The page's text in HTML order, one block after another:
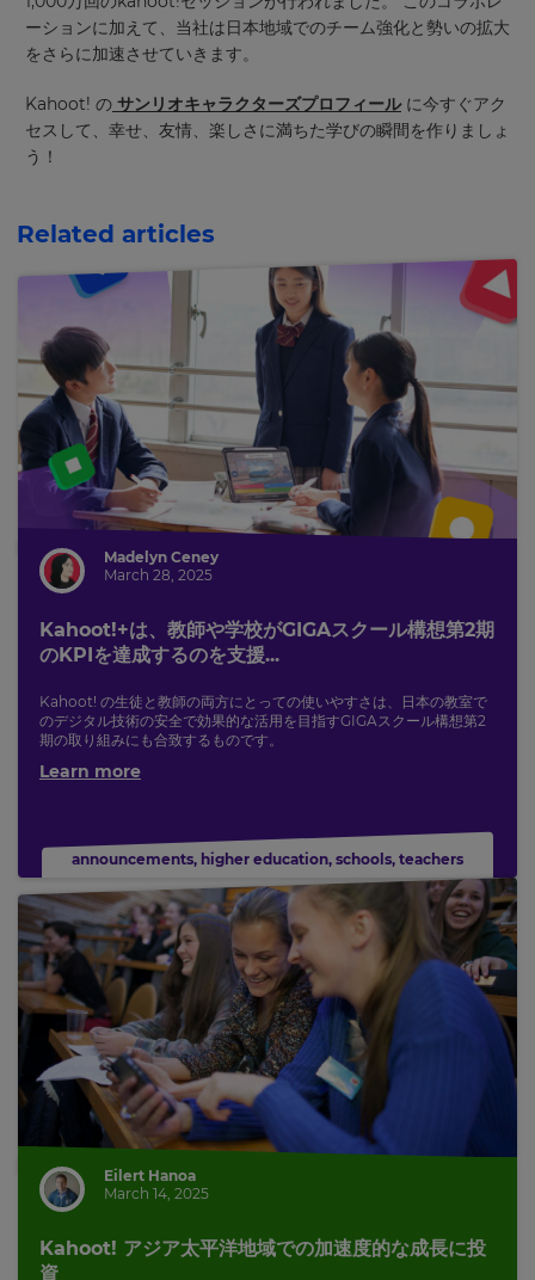
ーションに加えて、当社は日本地域でのチーム強化と勢いの拡大
をさらに加速させていきます。
Kahoot! の サンリオキャラクターズプロフィール に今すぐアク
セスして、幸せ、友情、楽しさに満ちた学びの瞬間を作りましょ
う！
Related articles
Madelyn Ceney
March 28, 2025
Kahoot!+は、教師や学校がGIGAスクール構想第2期
のKPIを達成するのを支援...
Kahoot! の生徒と教師の両方にとっての使いやすさは、日本の教室で
のデジタル技術の安全で効果的な活用を目指すGIGAスクール構想第2
期の取り組みにも合致するものです。
Learn more
announcements, higher education, schools, teachers
Eilert Hanoa
March 14, 2025
Kahoot! アジア太平洋地域での加速度的な成長に投
資
language,
region
and
Region
set
country
purposes.
Language
Choose
your
preferred
language
site.
will
update
pricing
the
Settings